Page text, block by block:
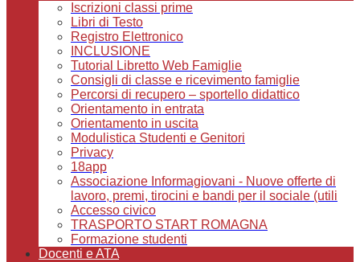
Iscrizioni classi prime
Libri di Testo
Registro Elettronico
INCLUSIONE
Tutorial Libretto Web Famiglie
Consigli di classe e ricevimento famiglie
Percorsi di recupero – sportello didattico
Orientamento in entrata
Orientamento in uscita
Modulistica Studenti e Genitori
Privacy
18app
Associazione Informagiovani - Nuove offerte di
lavoro, premi, tirocini e bandi per il sociale (utili
Accesso civico
TRASPORTO START ROMAGNA
Formazione studenti
Docenti e ATA